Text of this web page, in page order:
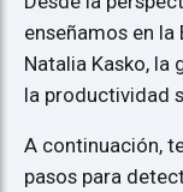
enseñamos en la
Natalia Kasko, la
la productividad
A continuación,
pasos para